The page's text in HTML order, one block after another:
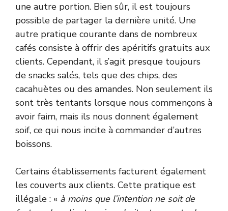
une autre portion. Bien sûr, il est toujours
possible de partager la dernière unité. Une
autre pratique courante dans de nombreux
cafés consiste à offrir des apéritifs gratuits aux
clients. Cependant, il s’agit presque toujours
de snacks salés, tels que des chips, des
cacahuètes ou des amandes. Non seulement ils
sont très tentants lorsque nous commençons à
avoir faim, mais ils nous donnent également
soif, ce qui nous incite à commander d’autres
boissons.
Certains établissements facturent également
les couverts aux clients. Cette pratique est
illégale : « à moins que l’intention ne soit de